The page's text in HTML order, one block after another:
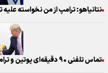
نتانیاهو: ترامپ از من نخواسته علیه
تماس تلفنی ۹۰ دقیقه‌ای پوتین و ترامپ